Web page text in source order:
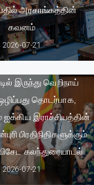
அரசாங்கத்தின்
கவனம்
2026-07-21
இருந்து வெறிநாய்
தொடர்பாக,
ஐக்கிய இராச்சியத்தின்
பிரதிநிதிகளுக்கும்
கலந்துரையாடல்
2026-07-21